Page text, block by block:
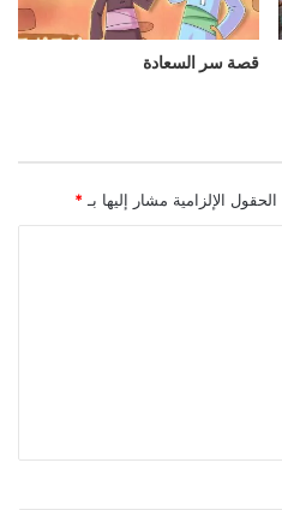
قصة سر السعادة
الحقول الإلزامية مشار إليها بـ *